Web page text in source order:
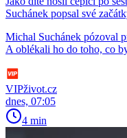
Suchánek popsal své
Michal Suchánek pózoval
A oblékali ho do toho, co
VIPživot.cz
dnes, 07:05
4 min